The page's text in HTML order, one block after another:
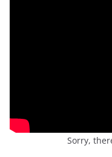
Sorry,